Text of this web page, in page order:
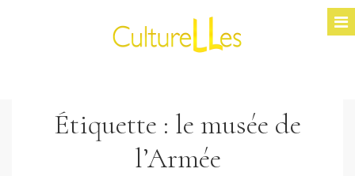
Étiquette : le musée de
l’Armée